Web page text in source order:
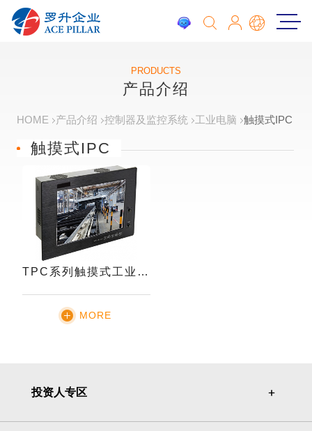
PRODUCTS
产品介绍
HOME 产品介绍 控制器及监控系统 工业电脑 触摸式IPC
触摸式IPC
TPC系列触摸式工业电脑
MORE
投资人专区 ＋
＋